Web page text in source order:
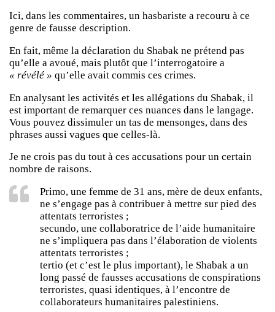
Ici, dans les commentaires, un hasbariste a recouru à ce
genre de fausse description.
En fait, même la déclaration du Shabak ne prétend pas
qu’elle a avoué, mais plutôt que l’interrogatoire a
« révélé » qu’elle avait commis ces crimes.
En analysant les activités et les allégations du Shabak, il
est important de remarquer ces nuances dans le langage.
Vous pouvez dissimuler un tas de mensonges, dans des
phrases aussi vagues que celles-là.
Je ne crois pas du tout à ces accusations pour un certain
nombre de raisons.
Primo, une femme de 31 ans, mère de deux enfants,
ne s’engage pas à contribuer à mettre sur pied des
attentats terroristes ;
secundo, une collaboratrice de l’aide humanitaire
ne s’impliquera pas dans l’élaboration de violents
attentats terroristes ;
tertio (et c’est le plus important), le Shabak a un
long passé de fausses accusations de conspirations
terroristes, quasi identiques, à l’encontre de
collaborateurs humanitaires palestiniens.